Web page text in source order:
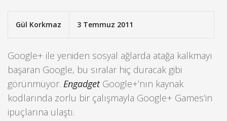
Gül Korkmaz 3 Temmuz 2011
Google+ ile yeniden sosyal ağlarda atağa kalkmayı
başaran Google, bu sıralar hiç duracak gibi
görünmüyor. EngadgetGoogle+’nın kaynak
kodlarında zorlu bir çalışmayla Google+ Games’in
ipuçlarına ulaştı.